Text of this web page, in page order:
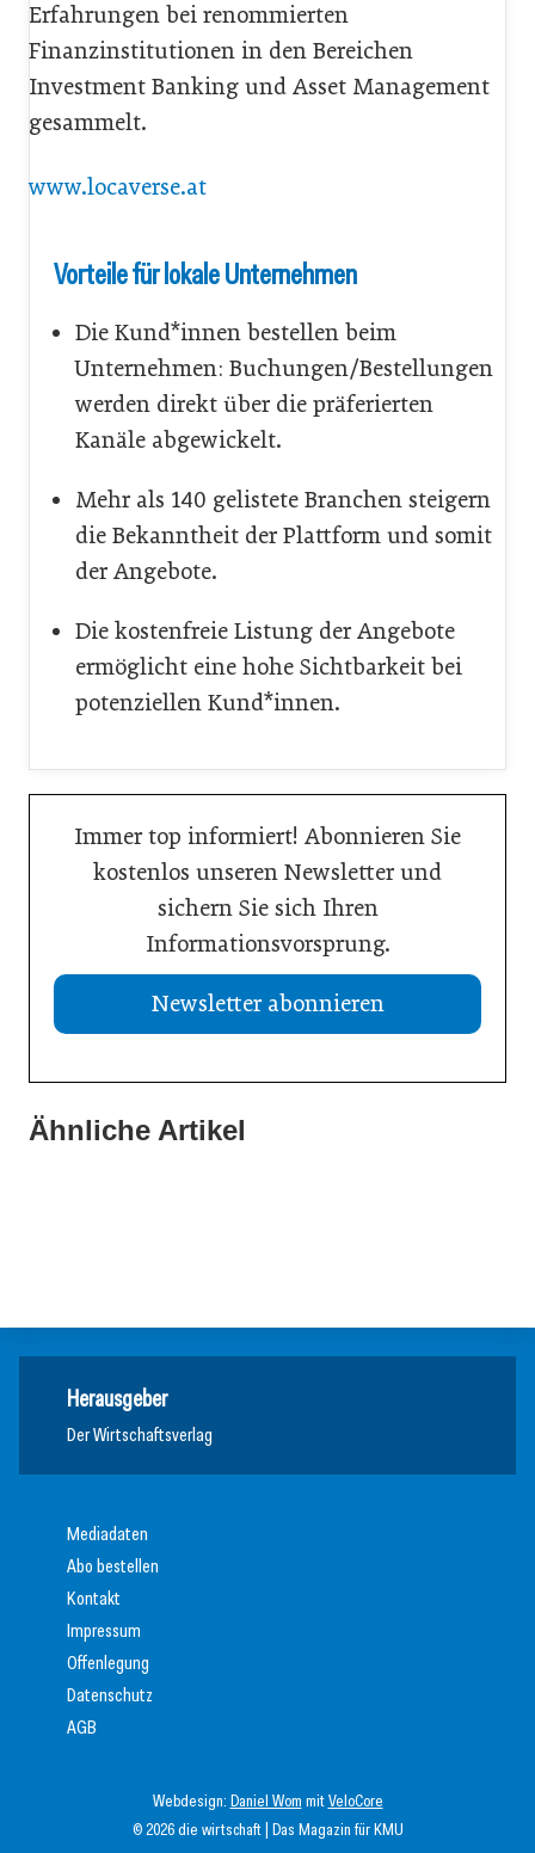
Erfahrungen bei renommierten
Finanzinstitutionen in den Bereichen
Investment Banking und Asset Management
gesammelt.
www.locaverse.at
Vorteile für lokale Unternehmen
Die Kund*innen bestellen beim
Unternehmen: Buchungen/Bestellungen
werden direkt über die präferierten
Kanäle abgewickelt.
Mehr als 140 gelistete Branchen steigern
die Bekanntheit der Plattform und somit
der Angebote.
Die kostenfreie Listung der Angebote
ermöglicht eine hohe Sichtbarkeit bei
potenziellen Kund*innen.
Immer top informiert! Abonnieren Sie
kostenlos unseren Newsletter und
sichern Sie sich Ihren
Informationsvorsprung.
Newsletter abonnieren
Ähnliche Artikel
21. Juli 2026
Herausgeber
Der Wirtschaftsverlag
© 2026 die wirtschaft | Das Magazin für KMU
Webdesign: Daniel Wom mitVeloCore
Mediadaten
Abo bestellen
Kontakt
Impressum
Offenlegung
Datenschutz
AGB